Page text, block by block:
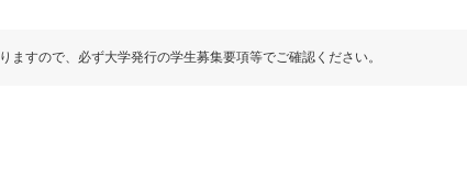
すので、必ず大学発行の学生募集要項等でご確認ください。